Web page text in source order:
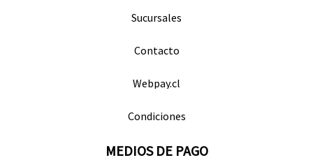
Sucursales
Contacto
Webpay.cl
Condiciones
MEDIOS DE PAGO